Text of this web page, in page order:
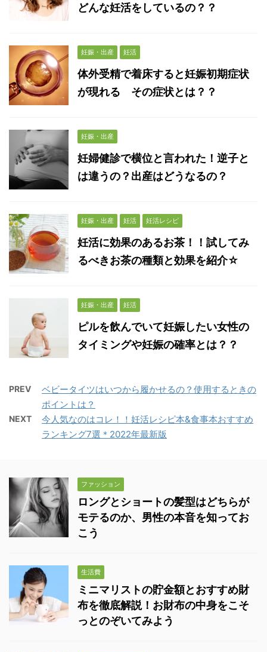
どんな妊活をしているの？？
妊娠・出産 妊活
体外受精で着床すると妊娠初期症状
が現れる その症状とは？？
妊娠・出産
妊婦健診で横位と言われた！逆子と
は違うの？出産はどうなるの？
妊娠・出産 妊活 妊活レシピ
妊活に効果のあるお茶！！試してみ
るべきお茶の種類と効果を紹介☆
妊娠・出産 妊活
ピルを飲んでいて妊娠したい女性の
タイミングや妊娠の確率とは？？
PREV
ベビータイツはいつから履かせるの？使用するときの
ポイントは？
NEXT
今人気なのはコレ！！妊活レシピ本&食事本おすすめ
ランキング7選＊2022年最新版
ファッション
ロングとショートの髪型はどちらが
モテるのか、男性の本音を知ってお
こう
生活費
ミニマリストの貯金額とおすすめ財
布を徹底解説！お財布の中身をこそ
っとのぞいてみよう